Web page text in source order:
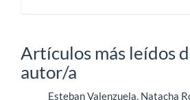
Artículos más leídos
autor/a
Esteban Valenzuela, Natacha